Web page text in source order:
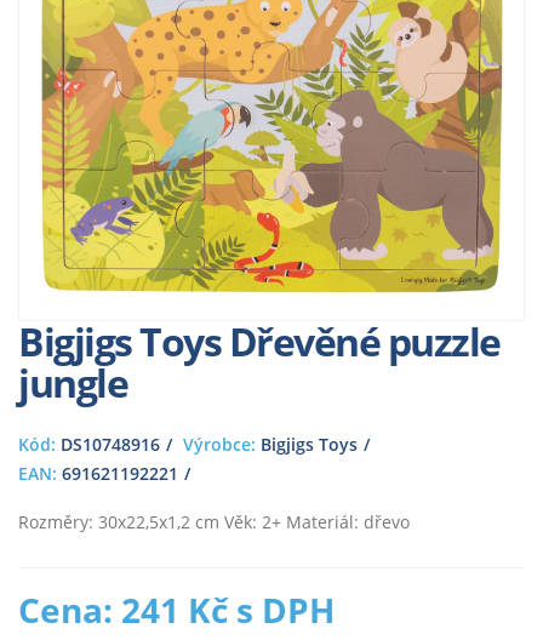
Bigjigs Toys Dřevěné puzzle
jungle
Kód: DS10748916 Výrobce: Bigjigs Toys
EAN: 691621192221
Rozměry: 30x22,5x1,2 cm Věk: 2+ Materiál: dřevo
Cena: 241 Kč s DPH